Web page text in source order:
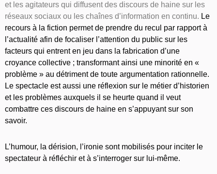
et les agitateurs qui diffusent des discours de haine sur les
réseaux sociaux ou les chaînes d’information en continu. Le
recours à la fiction permet de prendre du recul par rapport à
l’actualité afin de focaliser l’attention du public sur les
facteurs qui entrent en jeu dans la fabrication d’une
croyance collective ; transformant ainsi une minorité en «
problème » au détriment de toute argumentation rationnelle.
Le spectacle est aussi une réflexion sur le métier d’historien
et les problèmes auxquels il se heurte quand il veut
combattre ces discours de haine en s’appuyant sur son
savoir.
L’humour, la dérision, l’ironie sont mobilisés pour inciter le
spectateur à réfléchir et à s’interroger sur lui-même.